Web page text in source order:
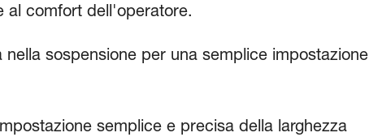
al comfort dell'operatore.
sospensione per una semplice impostazione
semplice e precisa della larghezza